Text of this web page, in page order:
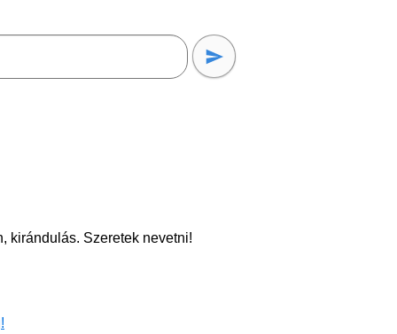
kirándulás. Szeretek nevetni!